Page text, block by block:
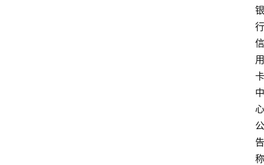
银
行
信
用
卡
中
心
公
告
称